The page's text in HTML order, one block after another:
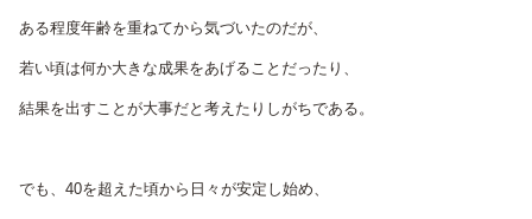
ある程度年齢を重ねてから気づいたのだが、
若い頃は何か大きな成果をあげることだったり、
結果を出すことが大事だと考えたりしがちである。
でも、40を超えた頃から日々が安定し始め、